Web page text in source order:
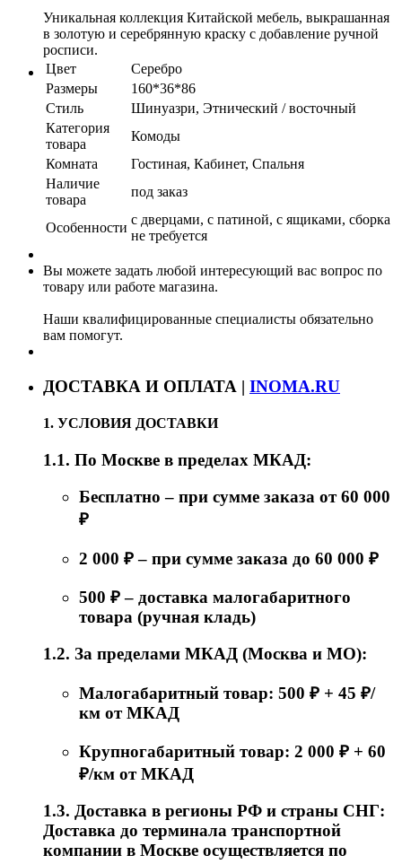
Уникальная коллекция Китайской мебель, выкрашанная
в золотую и серебрянную краску с добавление ручной
росписи.
Цвет
Серебро
Размеры
160*36*86
Стиль
Шинуазри, Этнический / восточный
Категория
товара
Комоды
Комната
Гостиная, Кабинет, Спальня
Наличие
товара
под заказ
Особенности
с дверцами, с патиной, с ящиками, сборка
не требуется
Вы можете задать любой интересующий вас вопрос по
товару или работе магазина.
Наши квалифицированные специалисты обязательно
вам помогут.
ДОСТАВКА И ОПЛАТА | INOMA.RU
1. УСЛОВИЯ ДОСТАВКИ
1.1. По Москве в пределах МКАД:
Бесплатно – при сумме заказа от 60 000
₽
2 000 ₽ – при сумме заказа до 60 000 ₽
500 ₽ – доставка малогабаритного
товара (ручная кладь)
1.2. За пределами МКАД (Москва и МО):
Малогабаритный товар: 500 ₽ + 45 ₽/
км от МКАД
Крупногабаритный товар: 2 000 ₽ + 60
₽/км от МКАД
1.3. Доставка в регионы РФ и страны СНГ:
Доставка до терминала транспортной
компании в Москве осуществляется по